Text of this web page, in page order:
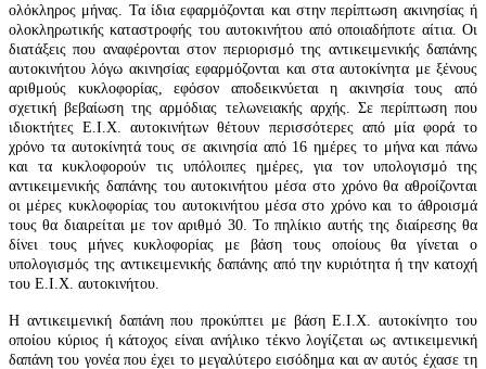
ολόκληρος μήνας. Τα ίδια εφαρμόζονται και στην περίπτωση ακινησίας ή
ολοκληρωτικής καταστροφής του αυτοκινήτου από οποιαδήποτε αίτια. Οι
διατάξεις που αναφέρονται στον περιορισμό της αντικειμενικής δαπάνης
αυτοκινήτου λόγω ακινησίας εφαρμόζονται και στα αυτοκίνητα με ξένους
αριθμούς κυκλοφορίας, εφόσον αποδεικνύεται η ακινησία τους από
σχετική βεβαίωση της αρμόδιας τελωνειακής αρχής. Σε περίπτωση που
ιδιοκτήτες Ε.Ι.Χ. αυτοκινήτων θέτουν περισσότερες από μία φορά το
χρόνο τα αυτοκίνητά τους σε ακινησία από 16 ημέρες το μήνα και πάνω
και τα κυκλοφορούν τις υπόλοιπες ημέρες, για τον υπολογισμό της
αντικειμενικής δαπάνης του αυτοκινήτου μέσα στο χρόνο θα αθροίζονται
οι μέρες κυκλοφορίας του αυτοκινήτου μέσα στο χρόνο και το άθροισμά
τους θα διαιρείται με τον αριθμό 30. Το πηλίκιο αυτής της διαίρεσης θα
δίνει τους μήνες κυκλοφορίας με βάση τους οποίους θα γίνεται ο
υπολογισμός της αντικειμενικής δαπάνης από την κυριότητα ή την κατοχή
του Ε.Ι.Χ. αυτοκινήτου.
Η αντικειμενική δαπάνη που προκύπτει με βάση Ε.Ι.Χ. αυτοκίνητο του
οποίου κύριος ή κάτοχος είναι ανήλικο τέκνο λογίζεται ως αντικειμενική
δαπάνη του γονέα που έχει το μεγαλύτερο εισόδημα και αν αυτός έχασε τη